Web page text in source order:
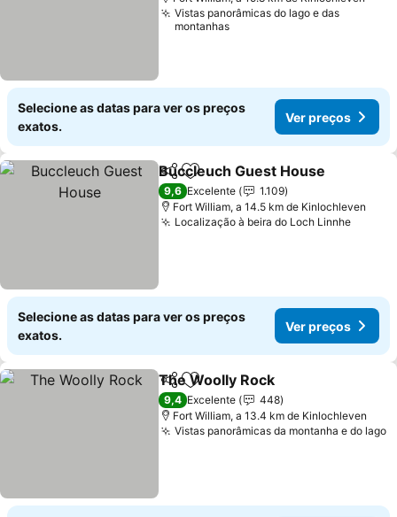
Vistas panorâmicas do lago e das
montanhas
Selecione as datas para ver os preços
exatos.
Ver preços
PartilharAdicionar aos favoritos
Buccleuch Guest House
9,6 Excelente
1.109
Fort William, a 14.5 km de Kinlochleven
Localização à beira do Loch Linnhe
Selecione as datas para ver os preços
exatos.
Ver preços
PartilharAdicionar aos favoritos
The Woolly Rock
9,4 Excelente
448
Fort William, a 13.4 km de Kinlochleven
Vistas panorâmicas da montanha e do lago